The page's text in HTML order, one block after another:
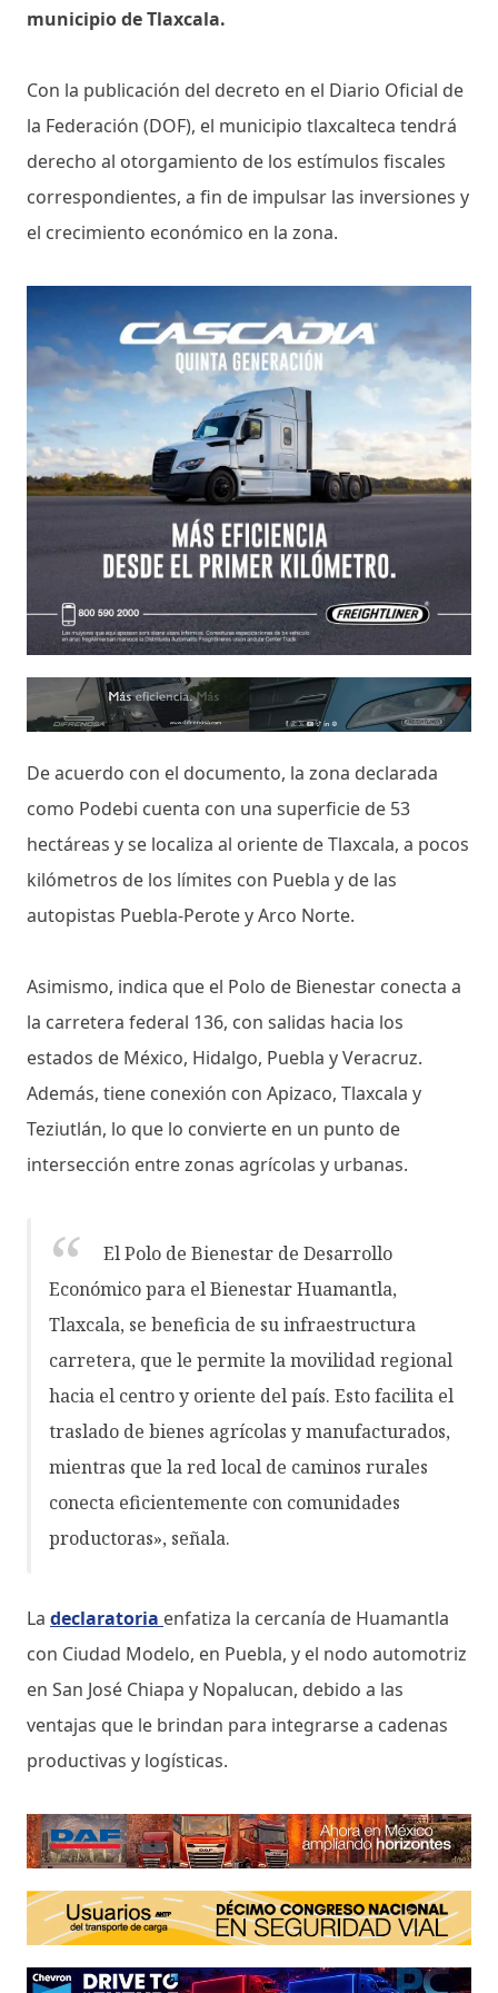
municipio de Tlaxcala.
Con la publicación del decreto en el Diario Oficial de
la Federación (DOF), el municipio tlaxcalteca tendrá
derecho al otorgamiento de los estímulos fiscales
correspondientes, a fin de impulsar las inversiones y
el crecimiento económico en la zona.
De acuerdo con el documento, la zona declarada
como Podebi cuenta con una superficie de 53
hectáreas y se localiza al oriente de Tlaxcala, a pocos
kilómetros de los límites con Puebla y de las
autopistas Puebla-Perote y Arco Norte.
Asimismo, indica que el Polo de Bienestar conecta a
la carretera federal 136, con salidas hacia los
estados de México, Hidalgo, Puebla y Veracruz.
Además, tiene conexión con Apizaco, Tlaxcala y
Teziutlán, lo que lo convierte en un punto de
intersección entre zonas agrícolas y urbanas.
El Polo de Bienestar de Desarrollo
Económico para el Bienestar Huamantla,
Tlaxcala, se beneficia de su infraestructura
carretera, que le permite la movilidad regional
hacia el centro y oriente del país. Esto facilita el
traslado de bienes agrícolas y manufacturados,
mientras que la red local de caminos rurales
conecta eficientemente con comunidades
productoras», señala.
La declaratoria enfatiza la cercanía de Huamantla
con Ciudad Modelo, en Puebla, y el nodo automotriz
en San José Chiapa y Nopalucan, debido a las
ventajas que le brindan para integrarse a cadenas
productivas y logísticas.